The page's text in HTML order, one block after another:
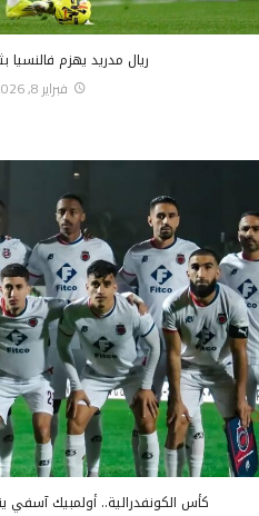
ريال مدريد يهزم فالنسيا
فبراير 8, 2026
كأس الكونفدرالية.. أولمبيك آسفي